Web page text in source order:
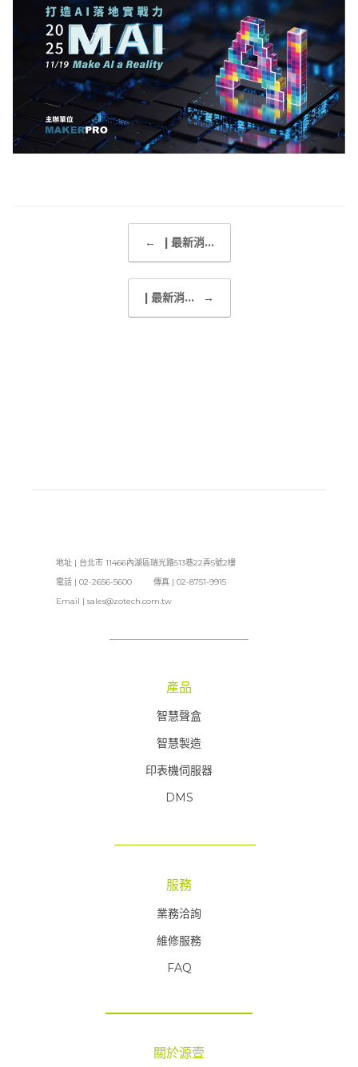
← | 最新消...
| 最新消... →
地址 | 台北市 11466內湖區瑞光路513巷22弄5號2樓
電話 | 02-2656-5600 傳真 | 02-8751-9915
Email | sales@zotech.com.tw
產品
智慧聲盒
智慧製造
印表機伺服器
DMS
服務
業務洽詢
維修服務
FAQ
關於源壹